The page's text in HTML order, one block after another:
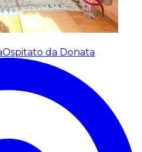
Ospitato da Donata